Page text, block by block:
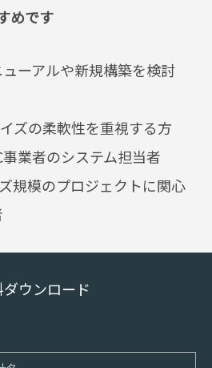
めです
ーアルや新規構築を検討
ズの柔軟性を重視する方
業者のシステム担当者
規模のプロジェクトに関心
ウンロード